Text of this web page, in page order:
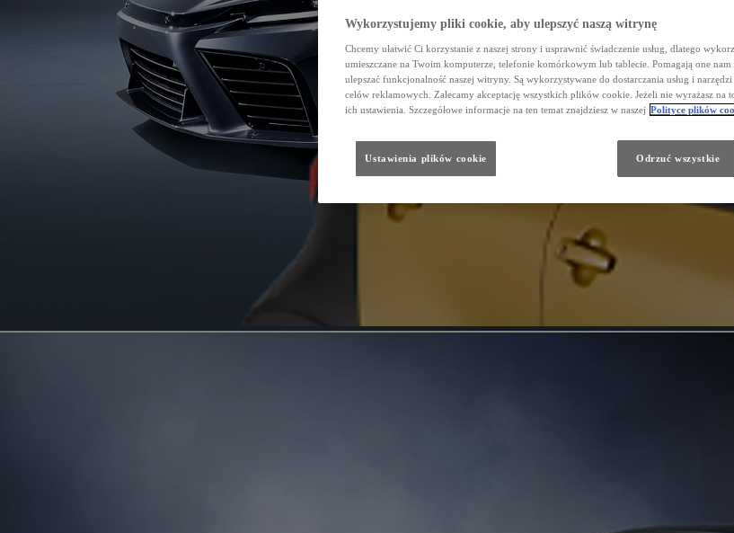
Wykorzystujemy pliki cookie, aby ulepszyć naszą witrynę
Chcemy ułatwić Ci korzystanie z naszej strony i usprawnić świadczenie usług, dlatego
umieszczane na Twoim komputerze, telefonie komórkowym lub tablecie. Pomagają one
ulepszać funkcjonalność naszej witryny. Są wykorzystywane do dostarczania usług i narzędzi
celów reklamowych. Zalecamy akceptację wszystkich plików cookie. Jeżeli nie wyrażasz na
ich ustawienia. Szczegółowe informacje na ten temat znajdziesz w naszej Polityce plików
Ustawienia plików cookie Odrzuć wszystkie